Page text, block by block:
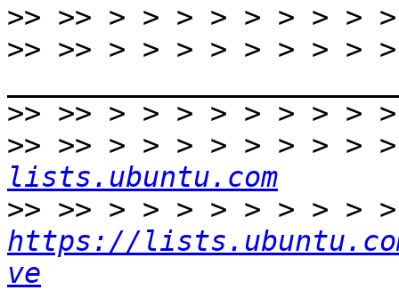
>>
>> >> > > > > > > > > >
>>
>> >> > > > > > > > >
lists.ubuntu.com
>>
https://
ve